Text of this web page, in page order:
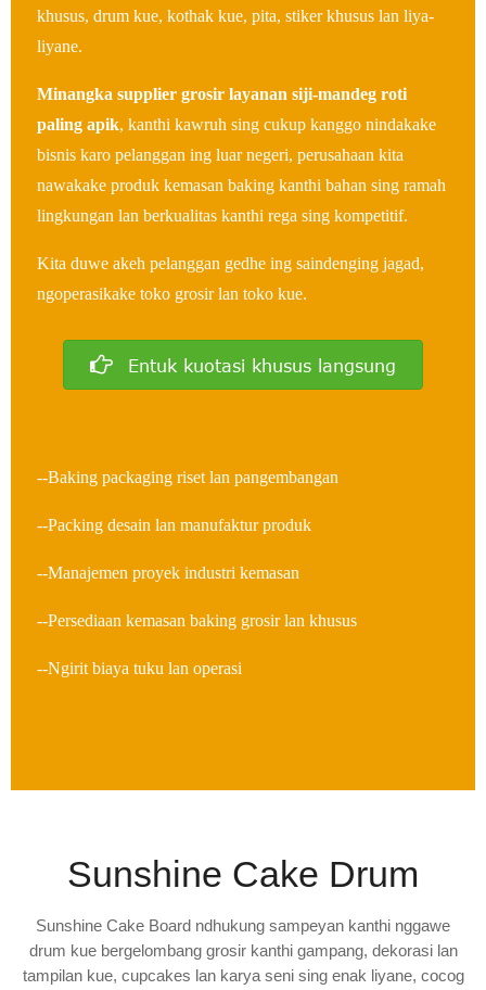
khusus, drum kue, kothak kue, pita, stiker khusus lan liya-
liyane.
Minangka supplier grosir layanan siji-mandeg roti
paling apik, kanthi kawruh sing cukup kanggo nindakake
bisnis karo pelanggan ing luar negeri, perusahaan kita
nawakake produk kemasan baking kanthi bahan sing ramah
lingkungan lan berkualitas kanthi rega sing kompetitif.
Kita duwe akeh pelanggan gedhe ing saindenging jagad,
ngoperasikake toko grosir lan toko kue.
Entuk kuotasi khusus langsung
--Baking packaging riset lan pangembangan
--Packing desain lan manufaktur produk
--Manajemen proyek industri kemasan
--Persediaan kemasan baking grosir lan khusus
--Ngirit biaya tuku lan operasi
Sunshine Cake Drum
Sunshine Cake Board ndhukung sampeyan kanthi nggawe
drum kue bergelombang grosir kanthi gampang, dekorasi lan
tampilan kue, cupcakes lan karya seni sing enak liyane, cocog